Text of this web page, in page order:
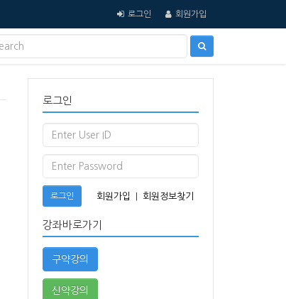
로그인 회원가입
로그인
로그인 회원가입 회원정보찾기
강좌바로가기
구약강의
신약강의